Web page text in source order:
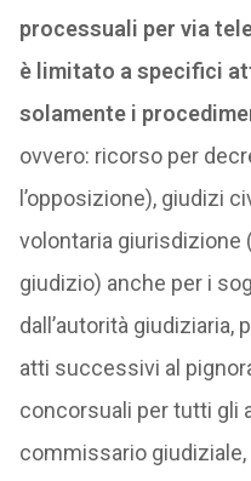
processuali per via
è limitato a specifici
solamente i
ovvero: ricorso per
l’opposizione), giudizi
volontaria
giudizio) anche per i
dall’autorità
atti successivi al
concorsuali per tutti gli
commissario